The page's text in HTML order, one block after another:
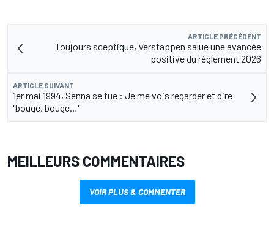
ARTICLE PRÉCÉDENT
Toujours sceptique, Verstappen salue une avancée
positive du règlement 2026
ARTICLE SUIVANT
1er mai 1994, Senna se tue : Je me vois regarder et dire
"bouge, bouge…"
MEILLEURS COMMENTAIRES
VOIR PLUS & COMMENTER